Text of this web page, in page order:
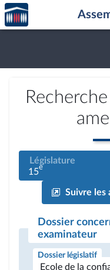
Aller au contenu
Aller en bas de la page
Accèder
à la
page
Législature
15e
Suivre les
Dossier
examinateur
Dossier législatif